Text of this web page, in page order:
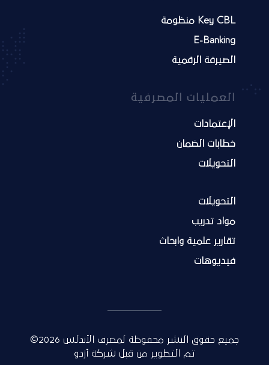
Key CBL منظومة
E-Banking
الصيرفة الرقمية
العمليات المصرفية
الإعتمادات
خطابات الضمان
التحويلات
التحويلات
مواد تدريب
تقارير علمية وابحاث
فيديوهات
جميع حقوق النشر محفوظة لمصرف الأندلس 2026©
تم التطوير من قبل شركة أزدو